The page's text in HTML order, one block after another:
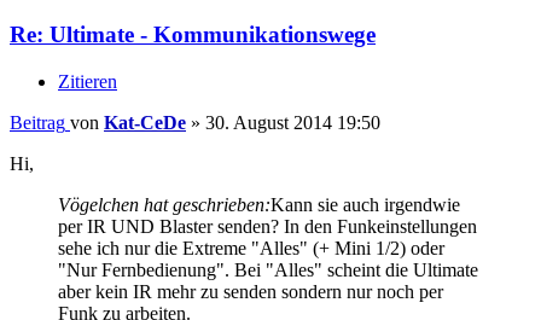
Re: Ultimate - Kommunikationswege
Zitieren
Beitrag von Kat-CeDe » 30. August 2014 19:50
Hi,
Vögelchen hat geschrieben:Kann sie auch irgendwie
per IR UND Blaster senden? In den Funkeinstellungen
sehe ich nur die Extreme "Alles" (+ Mini 1/2) oder
"Nur Fernbedienung". Bei "Alles" scheint die Ultimate
aber kein IR mehr zu senden sondern nur noch per
Funk zu arbeiten.